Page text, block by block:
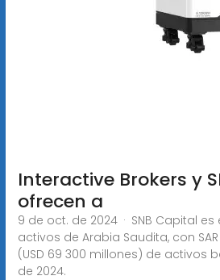
Interactive Brokers y
ofrecen a
9 de oct. de 2024 · SNB Capital
activos de Arabia Saudita, con
(USD 69 300 millones) de activos
de 2024.